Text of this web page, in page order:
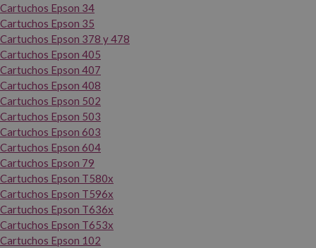
Cartuchos Epson 34
Cartuchos Epson 35
Cartuchos Epson 378 y 478
Cartuchos Epson 405
Cartuchos Epson 407
Cartuchos Epson 408
Cartuchos Epson 502
Cartuchos Epson 503
Cartuchos Epson 603
Cartuchos Epson 604
Cartuchos Epson 79
Cartuchos Epson T580x
Cartuchos Epson T596x
Cartuchos Epson T636x
Cartuchos Epson T653x
Cartuchos Epson 102